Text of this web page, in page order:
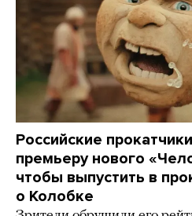
Российские
премьеру нового
чтобы выпустить в
о Колобке